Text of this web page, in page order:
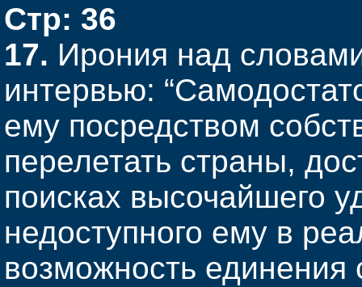
Стр: 36
17. Ирония над
интервью:
ему посредством
перелетать страны,
поисках высочайшего
недоступного ему в
возможность единения